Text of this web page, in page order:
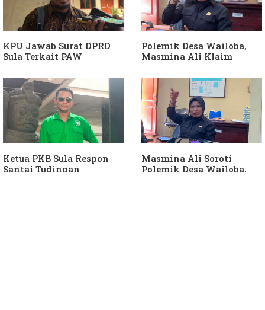
KPU Jawab Surat DPRD
Sula Terkait PAW
Hanura
Polemik Desa Wailoba,
Masmina Ali Klaim
Keterlibatan Ketua PKB
Sula
Ketua PKB Sula Respon
Santai Tudingan
Masmina Ali Soroti
Polemik Desa Wailoba,